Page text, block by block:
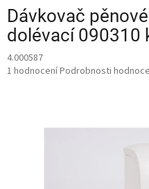
Dávkovač
dolévací 090310
4.000587
Průměrné
1 hodnoceníPodrobnosti